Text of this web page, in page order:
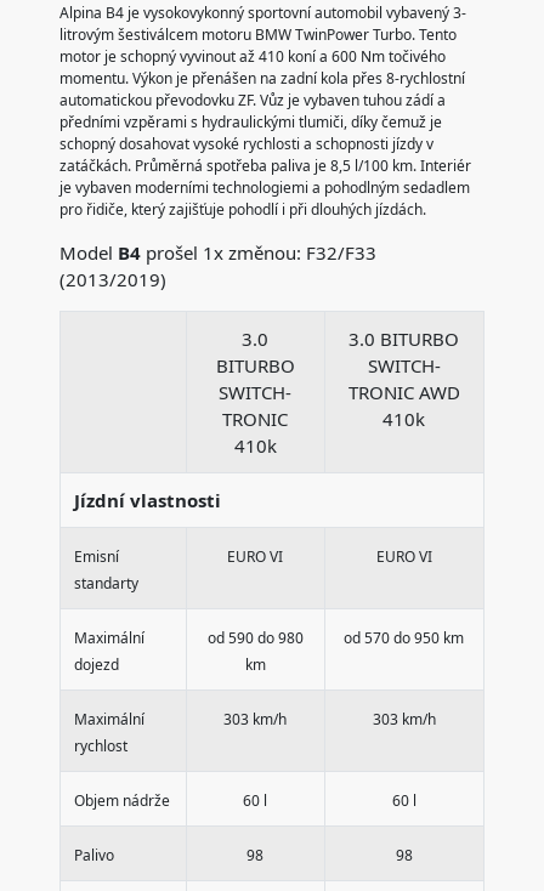
Alpina B4 je vysokovykonný sportovní automobil vybavený 3-
litrovým šestiválcem motoru BMW TwinPower Turbo. Tento
motor je schopný vyvinout až 410 koní a 600 Nm točivého
momentu. Výkon je přenášen na zadní kola přes 8-rychlostní
automatickou převodovku ZF. Vůz je vybaven tuhou zádí a
předními vzpěrami s hydraulickými tlumiči, díky čemuž je
schopný dosahovat vysoké rychlosti a schopnosti jízdy v
zatáčkách. Průměrná spotřeba paliva je 8,5 l/100 km. Interiér
je vybaven moderními technologiemi a pohodlným sedadlem
pro řidiče, který zajišťuje pohodlí i při dlouhých jízdách.
Model B4prošel 1x změnou: F32/F33
(2013/2019)
3.0
BITURBO
SWITCH-
TRONIC
410k
3.0 BITURBO
SWITCH-
TRONIC AWD
410k
Jízdní vlastnosti
Emisní
standarty
EURO VI EURO VI
Maximální
dojezd
od 590 do 980
km
od 570 do 950 km
Maximální
rychlost
303 km/h 303 km/h
Objem nádrže 60 l 60 l
Palivo 98 98